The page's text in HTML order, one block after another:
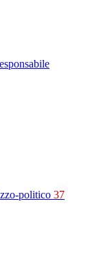
politico 37